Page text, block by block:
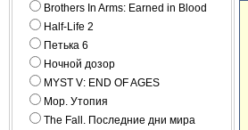
Brothers In Arms: Earned in Blood
Half-Life 2
Петька 6
Ночной дозор
MYST V: END OF AGES
Мор. Утопия
The Fall. Последние дни мира